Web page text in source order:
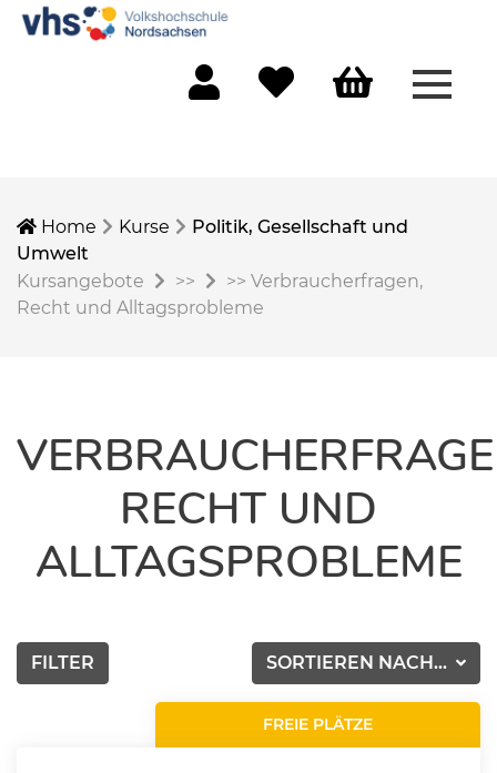
Home Kurse
Politik, Gesellschaft und
Umwelt
Kursangebote
>> >> Verbraucherfragen,
Recht und Alltagsprobleme
RECHT UND
ALLTAGSPROBLEME
SORTIEREN NACH...
FILTER
FREIE PLÄTZE